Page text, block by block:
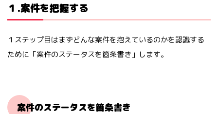
１.案件を把握する
１ステップ目はまずどんな案件を抱えているのかを認識する
ために「案件のステータスを箇条書き」します。
案件のステータスを箇条書き